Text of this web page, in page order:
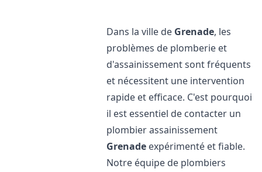
Dans la ville de Grenade, les
problèmes de plomberie et
d'assainissement sont fréquents
et nécessitent une intervention
rapide et efficace. C'est pourquoi
il est essentiel de contacter un
plombier assainissement
Grenade expérimenté et fiable.
Notre équipe de plombiers